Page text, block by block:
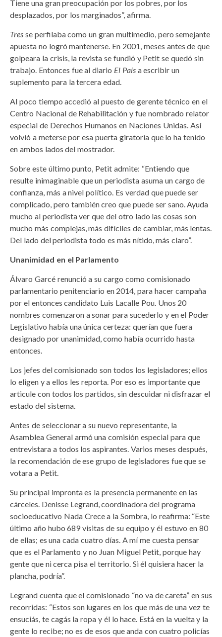
Tiene una gran preocupación por los pobres, por los
desplazados, por los marginados”, afirma.
Tres se perfilaba como un gran multimedio, pero semejante
apuesta no logró mantenerse. En 2001, meses antes de que
golpeara la crisis, la revista se fundió y Petit se quedó sin
trabajo. Entonces fue al diario El País a escribir un
suplemento para la tercera edad.
Al poco tiempo accedió al puesto de gerente técnico en el
Centro Nacional de Rehabilitación y fue nombrado relator
especial de Derechos Humanos en Naciones Unidas. Así
volvió a meterse por esa puerta giratoria que lo ha tenido
en ambos lados del mostrador.
Sobre este último punto, Petit admite: “Entiendo que
resulte inimaginable que un periodista asuma un cargo de
confianza, más a nivel político. Es verdad que puede ser
complicado, pero también creo que puede ser sano. Ayuda
mucho al periodista ver que del otro lado las cosas son
mucho más complejas, más difíciles de cambiar, más lentas.
Del lado del periodista todo es más nítido, más claro”.
Unanimidad en el Parlamento
Álvaro Garcé renunció a su cargo como comisionado
parlamentario penitenciario en 2014, para hacer campaña
por el entonces candidato Luis Lacalle Pou. Unos 20
nombres comenzaron a sonar para sucederlo y en el Poder
Legislativo había una única certeza: querían que fuera
designado por unanimidad, como había ocurrido hasta
entonces.
Los jefes del comisionado son todos los legisladores; ellos
lo eligen y a ellos les reporta. Por eso es importante que
articule con todos los partidos, sin descuidar ni disfrazar el
estado del sistema.
Antes de seleccionar a su nuevo representante, la
Asamblea General armó una comisión especial para que
entrevistara a todos los aspirantes. Varios meses después,
la recomendación de ese grupo de legisladores fue que se
votara a Petit.
Su principal impronta es la presencia permanente en las
cárceles. Denisse Legrand, coordinadora del programa
socioeducativo Nada Crece a la Sombra, lo reafirma: “Este
último año hubo 689 visitas de su equipo y él estuvo en 80
de ellas; es una cada cuatro días. A mí me cuesta pensar
que es el Parlamento y no Juan Miguel Petit, porque hay
gente que ni cerca pisa el territorio. Si él quisiera hacer la
plancha, podría”.
Legrand cuenta que el comisionado “no va de careta” en sus
recorridas: “Estos son lugares en los que más de una vez te
ensuciás, te cagás la ropa y él lo hace. Está en la vuelta y la
gente lo recibe; no es de esos que anda con cuatro policías